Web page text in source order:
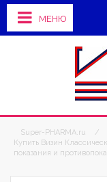
МЕНЮ
Super-PHARMA.ru /
Купить Визин
показания и